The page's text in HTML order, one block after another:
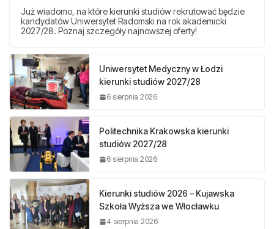
Już wiadomo, na które kierunki studiów rekrutować będzie
kandydatów Uniwersytet Radomski na rok akademicki
2027/28. Poznaj szczegóły najnowszej oferty!
Uniwersytet Medyczny w Łodzi
kierunki studiów 2027/28
6 sierpnia 2026
Politechnika Krakowska kierunki
studiów 2027/28
6 sierpnia 2026
Kierunki studiów 2026 – Kujawska
Szkoła Wyższa we Włocławku
4 sierpnia 2026